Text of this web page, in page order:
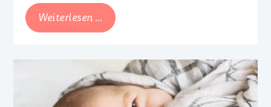
Weiterlesen … Natürliche
Haarpflege
Mamas